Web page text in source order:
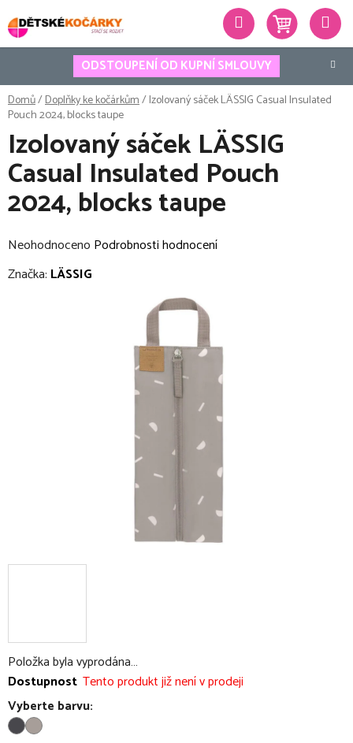
na
obsah
ODSTOUPENÍ OD KUPNÍ SMLOUVY
Hledat
Domů/Doplňky ke kočárkům/Izolovaný sáček LÄSSIG Casual Insulated
Pouch 2024, blocks taupe
Položka byla vyprodána…
Dostupnost Tento produkt již není v prodeji
Vyberte barvu:
Izolovaný sáček LÄSSIG
Casual Insulated Pouch
2024, blocks taupe
Průměrné
hodnocení
Neohodnoceno Podrobnosti hodnocení
Značka: LÄSSIG